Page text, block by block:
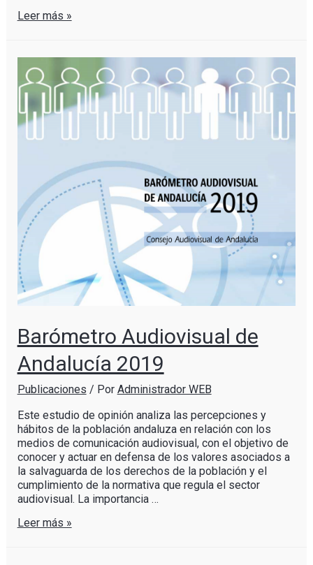
Leer más »
Barómetro Audiovisual de
Andalucía 2019
Publicaciones / Por Administrador WEB
Este estudio de opinión analiza las percepciones y
hábitos de la población andaluza en relación con los
medios de comunicación audiovisual, con el objetivo de
conocer y actuar en defensa de los valores asociados a
la salvaguarda de los derechos de la población y el
cumplimiento de la normativa que regula el sector
audiovisual. La importancia …
Leer más »